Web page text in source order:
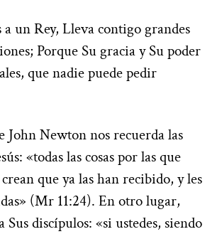
a un Rey, Lleva contigo grandes
Porque Su gracia y Su poder
que nadie puede pedir
John Newton nos recuerda las
«todas las cosas por las que
que ya las han recibido, y les
(Mr 11:24). En otro lugar,
Sus discípulos: «si ustedes, siendo